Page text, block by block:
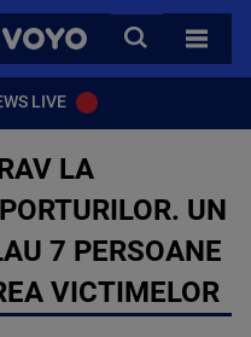
VOYO
CAUTA
TOATE
LIVE
LA
UN
7 PERSOANE
VICTIMELOR